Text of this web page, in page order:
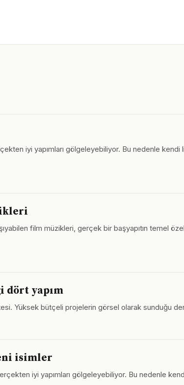
iyi yapımları gölgeleyebiliyor. Bu nedenle kendi
film müzikleri, gerçek bir başyapıtın temel
dört yapım
Yüksek bütçeli projelerin görsel olarak sunduğu
isimler
iyi yapımları gölgeleyebiliyor. Bu nedenle